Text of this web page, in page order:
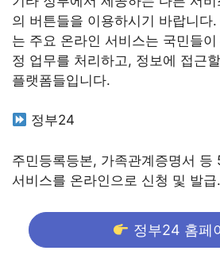
의 버튼들을 이용하시기 바랍니다
는 주요 온라인 서비스는 국민들
정 업무를 처리하고, 정보에 접근
플랫폼들입니다.
정부24
주민등록등본, 가족관계증명서
서비스를 온라인으로 신청 및 발급.
정부24 홈페